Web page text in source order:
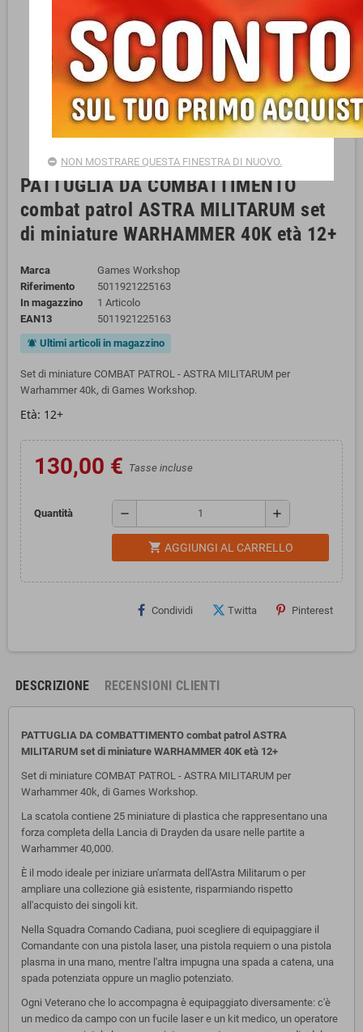
PATTUGLIA DA COMBATTIMENTO
combat patrol ASTRA MILITARUM set
di miniature WARHAMMER 40K età 12+
Marca
Games Workshop
Riferimento
5011921225163
In magazzino
1 Articolo
EAN13
5011921225163
notifications_active Ultimi articoli in magazzino
Set di miniature COMBAT PATROL - ASTRA MILITARUM per
Warhammer 40k, di Games Workshop.
Età: 12+
130,00 € Tasse incluse
Quantità remove add
shopping_cart AGGIUNGI AL CARRELLO
Condividi Twitta Pinterest
DESCRIZIONE RECENSIONI CLIENTI
PATTUGLIA DA COMBATTIMENTO combat patrol ASTRA
MILITARUM set di miniature WARHAMMER 40K età 12+
Set di miniature COMBAT PATROL - ASTRA MILITARUM per
Warhammer 40k, di Games Workshop.
La scatola contiene 25 miniature di plastica che rappresentano una
forza completa della Lancia di Drayden da usare nelle partite a
Warhammer 40,000.
È il modo ideale per iniziare un'armata dell'Astra Militarum o per
ampliare una collezione già esistente, risparmiando rispetto
all'acquisto dei singoli kit.
Nella Squadra Comando Cadiana, puoi scegliere di equipaggiare il
Comandante con una pistola laser, una pistola requiem o una pistola
plasma in una mano, mentre l'altra impugna una spada a catena, una
spada potenziata oppure un maglio potenziato.
Ogni Veterano che lo accompagna è equipaggiato diversamente: c'è
un medico da campo con un fucile laser e un kit medico, un operatore
NON MOSTRARE QUESTA FINESTRA DI NUOVO.